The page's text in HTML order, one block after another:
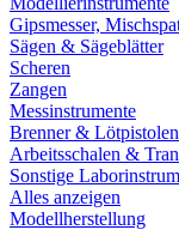
Gipsmesser,
Sägen & Sägeblätter
Scheren
Zangen
Messinstrumente
Brenner & Lötpistolen
Arbeitsschalen &
Sonstige
Alles anzeigen
Modellherstellung